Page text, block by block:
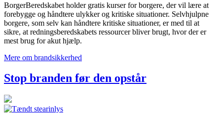
BorgerBeredskabet holder gratis kurser for borgere, der vil lære at
forebygge og håndtere ulykker og kritiske situationer. Selvhjulpne
borgere, som selv kan håndtere kritiske situationer, er med til at
sikre, at redningsberedskabets ressourcer bliver brugt, hvor der er
mest brug for akut hjælp.
Mere om brandsikkerhed
Stop branden før den opstår